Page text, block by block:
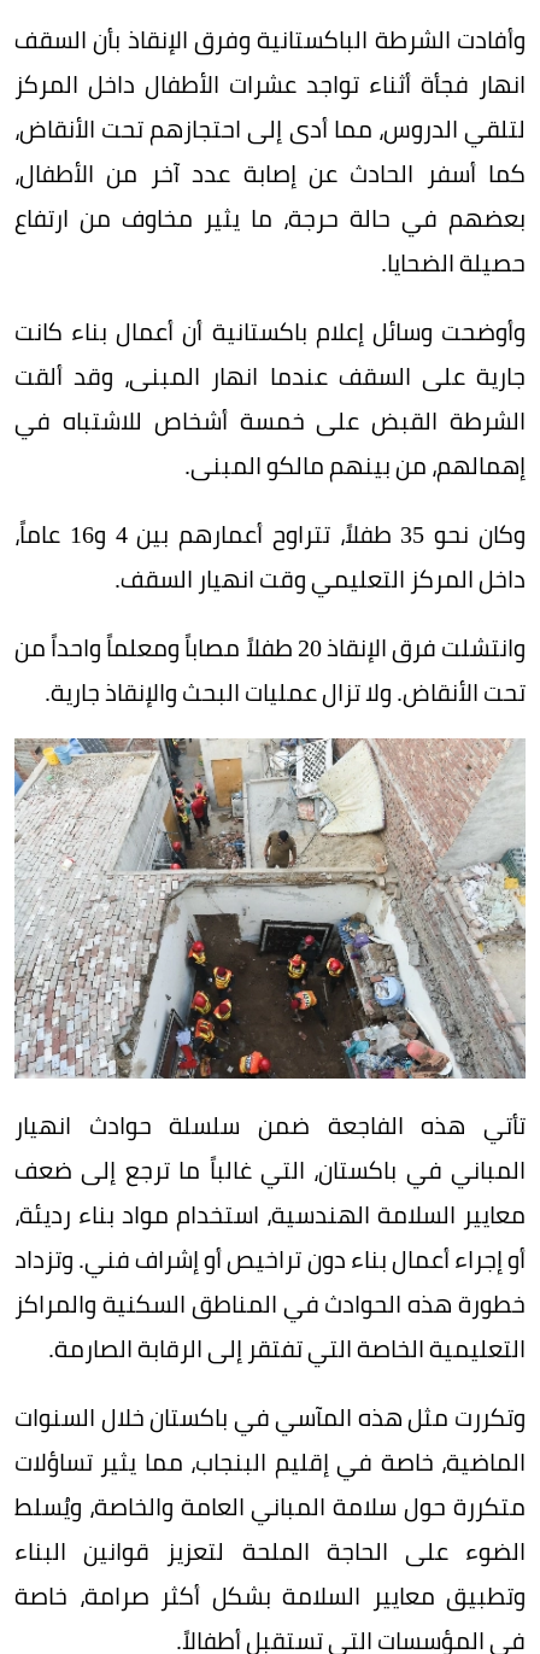
وأفادت الشرطة الباكستانية وفرق الإنقاذ بأن السقف
انهار فجأة أثناء تواجد عشرات الأطفال داخل المركز
لتلقي الدروس، مما أدى إلى احتجازهم تحت الأنقاض،
كما أسفر الحادث عن إصابة عدد آخر من الأطفال،
بعضهم في حالة حرجة، ما يثير مخاوف من ارتفاع
حصيلة الضحايا.
وأوضحت وسائل إعلام باكستانية أن أعمال بناء كانت
جارية على السقف عندما انهار المبنى، وقد ألقت
الشرطة القبض على خمسة أشخاص للاشتباه في
إهمالهم، من بينهم مالكو المبنى.
وكان نحو 35 طفلاً، تتراوح أعمارهم بين 4 و16 عاماً،
داخل المركز التعليمي وقت انهيار السقف.
وانتشلت فرق الإنقاذ 20 طفلاً مصاباً ومعلماً واحداً من
تحت الأنقاض. ولا تزال عمليات البحث والإنقاذ جارية.
تأتي هذه الفاجعة ضمن سلسلة حوادث انهيار
المباني في باكستان، التي غالباً ما ترجع إلى ضعف
معايير السلامة الهندسية، استخدام مواد بناء رديئة،
أو إجراء أعمال بناء دون تراخيص أو إشراف فني. وتزداد
خطورة هذه الحوادث في المناطق السكنية والمراكز
التعليمية الخاصة التي تفتقر إلى الرقابة الصارمة.
وتكررت مثل هذه المآسي في باكستان خلال السنوات
الماضية، خاصة في إقليم البنجاب، مما يثير تساؤلات
متكررة حول سلامة المباني العامة والخاصة، ويُسلط
الضوء على الحاجة الملحة لتعزيز قوانين البناء
وتطبيق معايير السلامة بشكل أكثر صرامة، خاصة
في المؤسسات التي تستقبل أطفالاً.